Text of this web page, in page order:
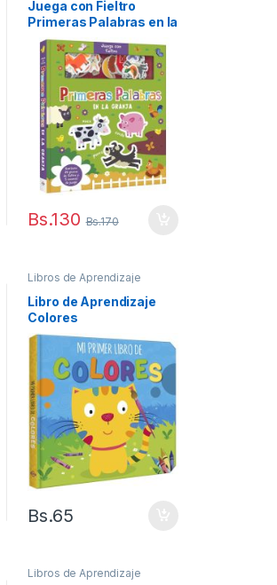
Juega con Fieltro
Primeras Palabras en la
Granja
Bs.130 Bs.170
Libros de Aprendizaje
Libro de Aprendizaje
Colores
Bs.65
Libros de Aprendizaje